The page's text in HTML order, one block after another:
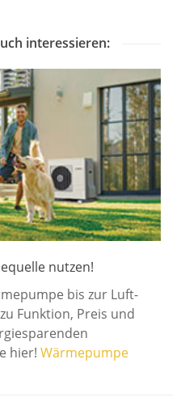
interessieren:
nutzen!
bis zur Luft-
Funktion, Preis und
hier! Wärmepumpe